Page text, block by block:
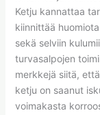
Ketju kannattaa
kiinnittää
sekä selviin
turvasalpojen
merkkejä siitä,
ketju on saanut
voimakasta